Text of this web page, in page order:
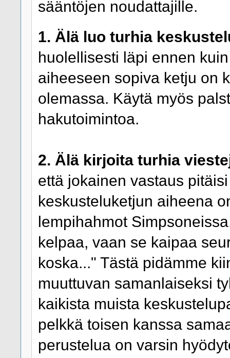
sääntöjen noudattajille.
1. Älä luo turhia
huolellisesti läpi ennen
aiheeseen sopiva ketju on
olemassa. Käytä myös
hakutoimintoa.
2. Älä kirjoita turhia
että jokainen vastaus
keskusteluketjun aiheena
lempihahmot
kelpaa, vaan se kaipaa
koska..." Tästä pidämme
muuttuvan samanlaiseksi
kaikista muista
pelkkä toisen kanssa
perustelua on varsin